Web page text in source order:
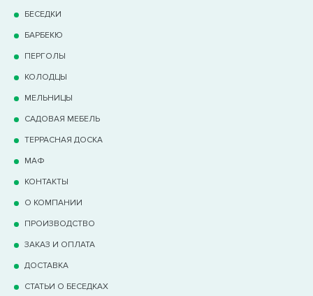
БЕСЕДКИ
БАРБЕКЮ
ПЕРГОЛЫ
КОЛОДЦЫ
МЕЛЬНИЦЫ
САДОВАЯ МЕБЕЛЬ
ТЕРРАCНАЯ ДОСКА
МАФ
КОНТАКТЫ
О КОМПАНИИ
ПРОИЗВОДСТВО
ЗАКАЗ И ОПЛАТА
ДОСТАВКА
СТАТЬИ О БЕСЕДКАХ